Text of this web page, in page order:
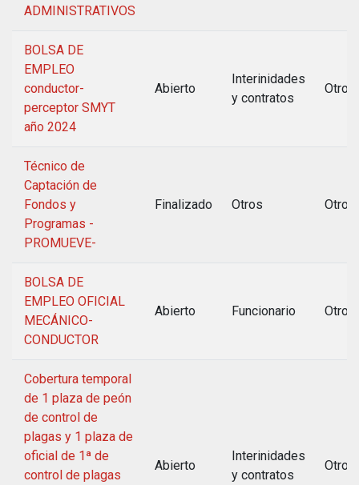
ADMINISTRATIVOS
BOLSA DE
EMPLEO
conductor-
perceptor SMYT
año 2024
Abierto
Interinidades
y contratos
Otros
Técnico de
Captación de
Fondos y
Programas -
PROMUEVE-
Finalizado Otros Otros
BOLSA DE
EMPLEO OFICIAL
MECÁNICO-
CONDUCTOR
Abierto Funcionario Otros
Cobertura temporal
de 1 plaza de peón
de control de
plagas y 1 plaza de
oficial de 1ª de
control de plagas
Abierto
Interinidades
y contratos
Otros